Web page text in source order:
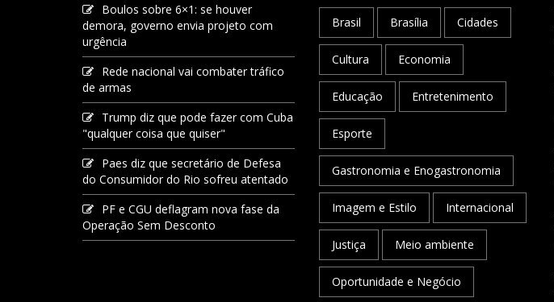
Boulos sobre 6×1: se houver
demora, governo envia projeto com
urgência
Rede nacional vai combater tráfico
de armas
Trump diz que pode fazer com Cuba
"qualquer coisa que quiser"
Paes diz que secretário de Defesa
do Consumidor do Rio sofreu atentado
PF e CGU deflagram nova fase da
Operação Sem Desconto
Brasil Brasília Cidades
Cultura Economia
Educação Entretenimento
Esporte
Gastronomia e Enogastronomia
Imagem e Estilo Internacional
Justiça Meio ambiente
Oportunidade e Negócio